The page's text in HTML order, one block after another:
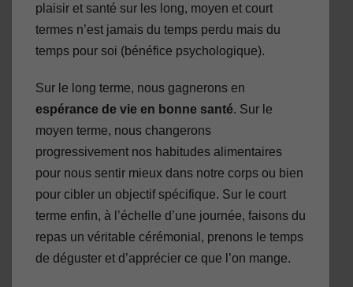
plaisir et santé sur les long, moyen et court
termes n’est jamais du temps perdu mais du
temps pour soi (bénéfice psychologique).
Sur le long terme, nous gagnerons en
espérance de vie en bonne santé. Sur le
moyen terme, nous changerons
progressivement nos habitudes alimentaires
pour nous sentir mieux dans notre corps ou bien
pour cibler un objectif spécifique. Sur le court
terme enfin, à l’échelle d’une journée, faisons du
repas un véritable cérémonial, prenons le temps
de déguster et d’apprécier ce que l’on mange.